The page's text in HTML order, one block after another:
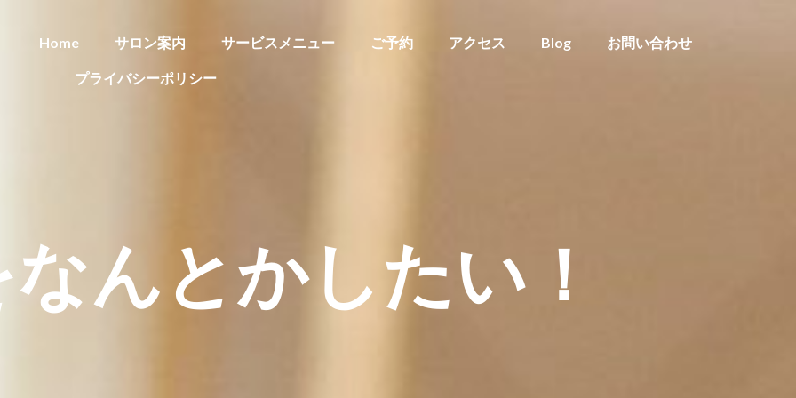
Home サロン案内 サービスメニュー ご予約 アクセス Blog お問い合わせ
プライバシーポリシー
んとかしたい！